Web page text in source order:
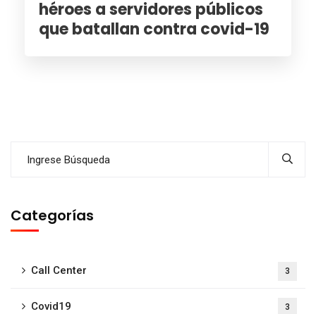
héroes a servidores públicos
que batallan contra covid-19
Categorías
Call Center 3
Covid19 3